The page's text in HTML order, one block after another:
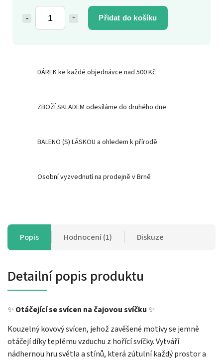
Přidat do košíku
DÁREK ke každé objednávce nad 500 Kč
ZBOŽÍ SKLADEM odesíláme do druhého dne
BALENO (S) LÁSKOU a ohledem k přírodě
Osobní vyzvednutí na prodejně v Brně
Popis Hodnocení (1) Diskuze
Detailní popis produktu
✨ Otáčející se svícen na čajovou svíčku✨
Kouzelný kovový svícen, jehož zavěšené motivy se jemně
otáčejí díky teplému vzduchu z hořící svíčky. Vytváří
nádhernou hru světla a stínů, která zútulní každý prostor a